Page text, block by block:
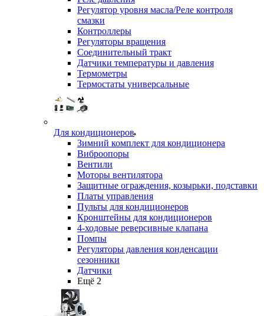
Регулятор уровня масла/Реле контроля
смазки
Контроллеры
Регуляторы вращения
Соединительный тракт
Датчики температуры и давления
Термометры
Термостаты универсальные
Для кондиционеров
Зимний комплект для кондиционера
Виброопоры
Вентили
Моторы вентилятора
Защитные ограждения, козырьки, подставки
Платы управления
Пульты для кондиционеров
Кронштейны для кондиционеров
4-ходовые реверсивные клапана
Помпы
Регуляторы давления конденсации
сезонники
Датчики
Ещё 2